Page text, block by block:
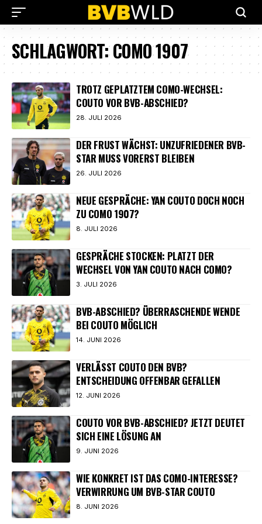
SCHLAGWORT:COMO 1907
TROTZ GEPLATZTEM COMO-WECHSEL:
COUTO VOR BVB-ABSCHIED?
28. JULI 2026
DER FRUST WÄCHST: UNZUFRIEDENER BVB-
STAR MUSS VORERST BLEIBEN
26. JULI 2026
NEUE GESPRÄCHE: YAN COUTO DOCH NOCH
ZU COMO 1907?
8. JULI 2026
GESPRÄCHE STOCKEN: PLATZT DER
WECHSEL VON YAN COUTO NACH COMO?
3. JULI 2026
BVB-ABSCHIED? ÜBERRASCHENDE WENDE
BEI COUTO MÖGLICH
14. JUNI 2026
VERLÄSST COUTO DEN BVB?
ENTSCHEIDUNG OFFENBAR GEFALLEN
12. JUNI 2026
COUTO VOR BVB-ABSCHIED? JETZT DEUTET
SICH EINE LÖSUNG AN
9. JUNI 2026
WIE KONKRET IST DAS COMO-INTERESSE?
VERWIRRUNG UM BVB-STAR COUTO
8. JUNI 2026